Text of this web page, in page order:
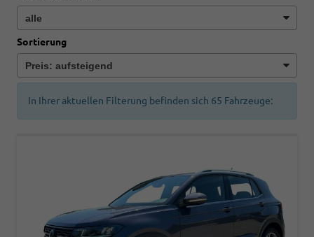
Sortierung
In Ihrer aktuellen Filterung befinden sich 65 Fahrzeuge: